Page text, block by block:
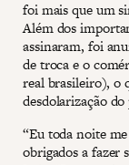
foi mais que um
Além dos
assinaram, foi
de troca e o
real brasileiro), o
desdolarização do
“Eu toda noite
obrigados a fazer